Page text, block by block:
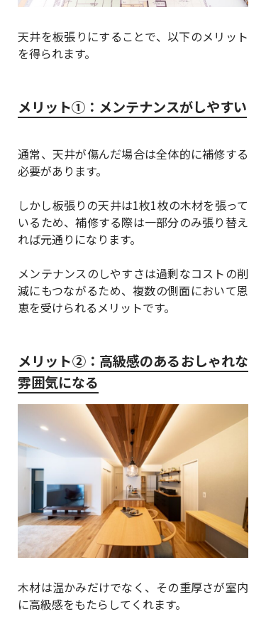
天井を板張りにすることで、以下のメリット
を得られます。
メリット①：メンテナンスがしやすい
通常、天井が傷んだ場合は全体的に補修する
必要があります。
しかし板張りの天井は1枚1枚の木材を張って
いるため、補修する際は一部分のみ張り替え
れば元通りになります。
メンテナンスのしやすさは過剰なコストの削
減にもつながるため、複数の側面において恩
恵を受けられるメリットです。
メリット②：高級感のあるおしゃれな
雰囲気になる
木材は温かみだけでなく、その重厚さが室内
に高級感をもたらしてくれます。